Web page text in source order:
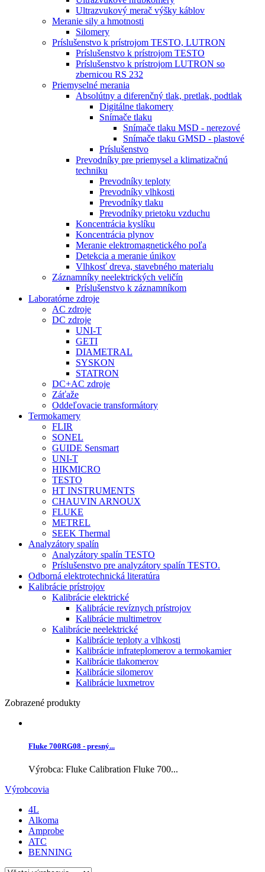
Ultrazvukový merač výšky káblov
Meranie sily a hmotnosti
Silomery
Príslušenstvo k prístrojom TESTO, LUTRON
Príslušenstvo k prístrojom TESTO
Príslušenstvo k prístrojom LUTRON so
zbernicou RS 232
Priemyselné merania
Absolútny a diferenčný tlak, pretlak, podtlak
Digitálne tlakomery
Snímače tlaku
Snímače tlaku MSD - nerezové
Snímače tlaku GMSD - plastové
Príslušenstvo
Prevodníky pre priemysel a klimatizačnú
techniku
Prevodníky teploty
Prevodníky vlhkosti
Prevodníky tlaku
Prevodníky prietoku vzduchu
Koncentrácia kyslíku
Koncentrácia plynov
Meranie elektromagnetického poľa
Detekcia a meranie únikov
Vlhkosť dreva, stavebného materialu
Záznamníky neelektrických veličín
Príslušenstvo k záznamníkom
Laboratórne zdroje
AC zdroje
DC zdroje
UNI-T
GETI
DIAMETRAL
SYSKON
STATRON
DC+AC zdroje
Záťaže
Oddeľovacie transformátory
Termokamery
FLIR
SONEL
GUIDE Sensmart
UNI-T
HIKMICRO
TESTO
HT INSTRUMENTS
CHAUVIN ARNOUX
FLUKE
METREL
SEEK Thermal
Analyzátory spalín
Analyzátory spalín TESTO
Príslušenstvo pre analyzátory spalín TESTO.
Odborná elektrotechnická literatúra
Kalibrácie prístrojov
Kalibrácie elektrické
Kalibrácie revíznych prístrojov
Kalibrácie multimetrov
Kalibrácie neelektrické
Kalibrácie teploty a vlhkosti
Kalibrácie infrateplomerov a termokamier
Kalibrácie tlakomerov
Kalibrácie silomerov
Kalibrácie luxmetrov
Zobrazené produkty
Fluke 700RG08 - presný...
Výrobca: Fluke Calibration Fluke 700...
Výrobcovia
4L
Alkoma
Amprobe
ATC
BENNING